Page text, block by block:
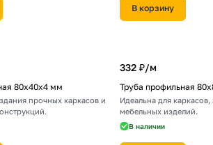
В корзину
80х40х4 мм
прочных каркасов и
332 ₽/м
Труба профильная
Идеальна для
мебельных изделий.
В наличии